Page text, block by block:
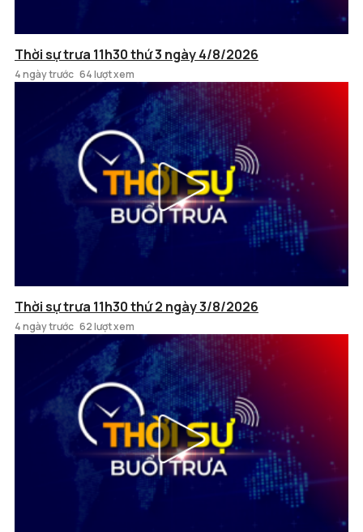
Thời sự trưa 11h30 thứ 3 ngày 4/8/2026
4 ngày trước 64 lượt xem
Thời sự trưa 11h30 thứ 2 ngày 3/8/2026
4 ngày trước 62 lượt xem